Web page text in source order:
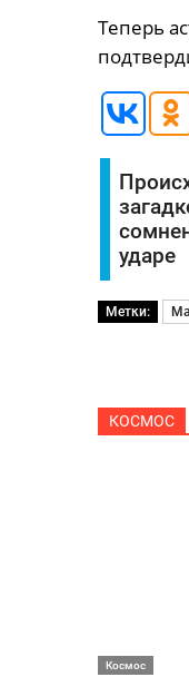
Теперь
ударе
Метки:
КОСМОС
Космос